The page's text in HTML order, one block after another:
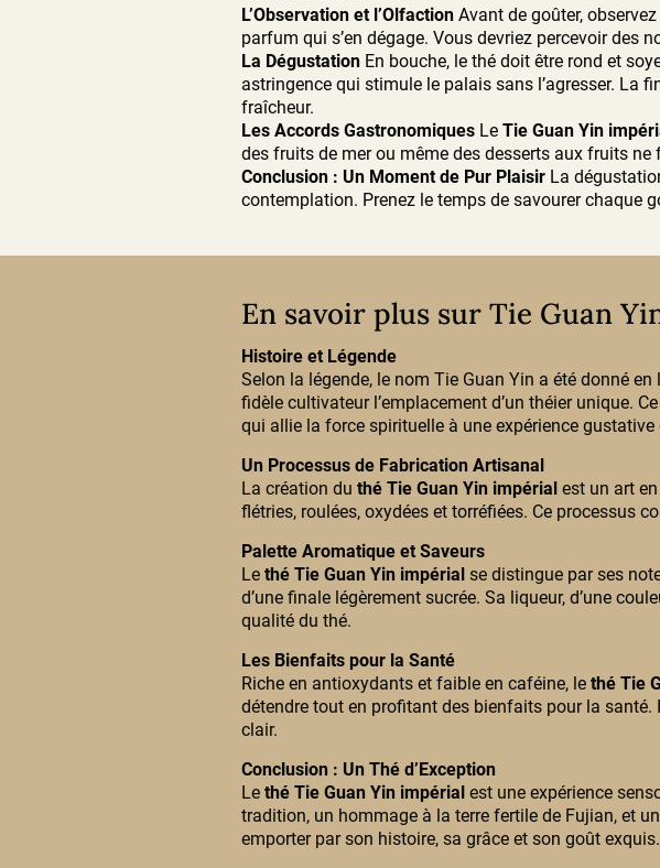
L’Observation et l’Olfaction Avant de goûter,
parfum qui s’en dégage. Vous devriez percevoir des
La Dégustation En bouche, le thé doit être rond et
astringence qui stimule le palais sans l’agresser. La
fraîcheur.
Les Accords Gastronomiques Le Tie Guan Yin
des fruits de mer ou même des desserts aux fruits ne
Conclusion : Un Moment de Pur Plaisir La
contemplation. Prenez le temps de savourer chaque
En savoir plus sur Tie Guan
Histoire et Légende
Selon la légende, le nom Tie Guan Yin a été donné
fidèle cultivateur l’emplacement d’un théier unique.
qui allie la force spirituelle à une expérience gustative
Un Processus de Fabrication Artisanal
La création duthé Tie Guan Yin impérial est un art
flétries, roulées, oxydées et torréfiées. Ce processus
Palette Aromatique et Saveurs
Lethé Tie Guan Yin impérial se distingue par ses
d’une finale légèrement sucrée. Sa liqueur, d’une
qualité du thé.
Les Bienfaits pour la Santé
Riche en antioxydants et faible en caféine, lethé Tie
détendre tout en profitant des bienfaits pour la
clair.
Conclusion : Un Thé d’Exception
Lethé Tie Guan Yin impérial est une expérience
tradition, un hommage à la terre fertile de Fujian, et
emporter par son histoire, sa grâce et son goût exquis.